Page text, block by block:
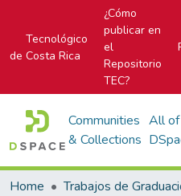
Tecnológico
de Costa Rica
¿Cómo
publicar en
el
Repositorio
TEC?
Communities
& Collections
All of
Home
Trabajos de